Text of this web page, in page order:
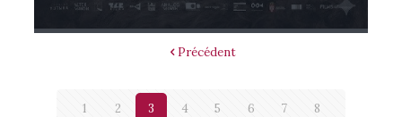
Précédent
1 2 3 4 5 6 7 8